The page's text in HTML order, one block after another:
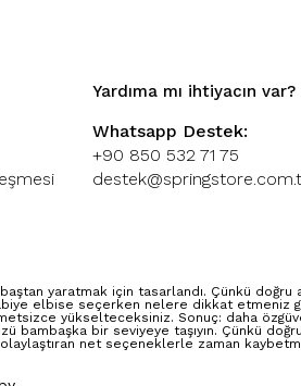
Yardıma mı ihtiyacın var?
Whatsapp Destek:
+90 850 532 71 75
yaratmak için tasarlandı. Çünkü doğru
elbise seçerken nelere dikkat
yükselteceksiniz. Sonuç: daha
bir seviyeye taşıyın. Çünkü
net seçeneklerle zaman